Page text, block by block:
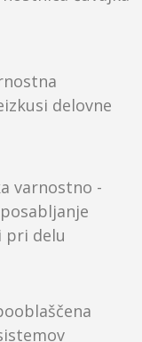
delovne
varnostno -
pri delu